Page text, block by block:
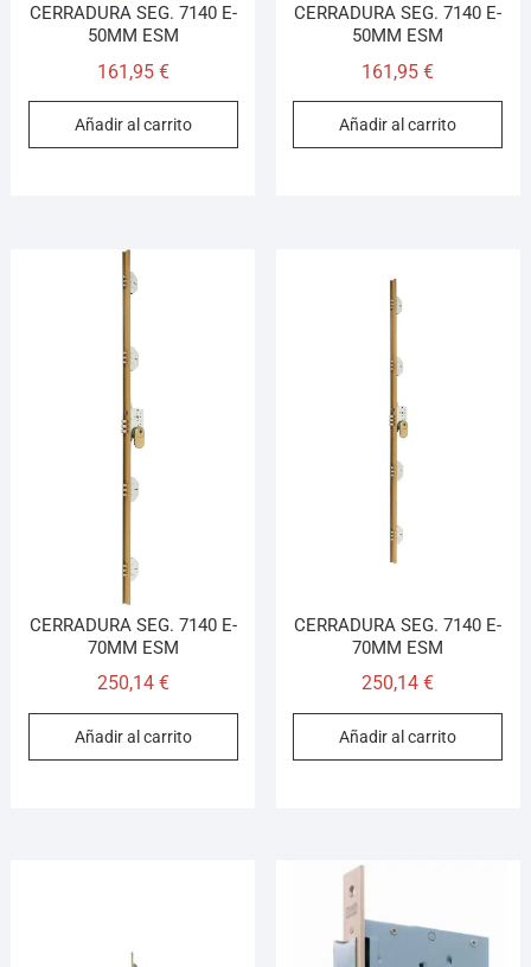
CERRADURA SEG. 7140 E-
50MM ESM
161,95 €
Añadir al carrito
CERRADURA SEG. 7140 E-
50MM ESM
161,95€
Añadir al carrito
CERRADURA SEG. 7140 E-
70MM ESM
250,14 €
Añadir al carrito
CERRADURA SEG. 7140 E-
70MM ESM
250,14€
Añadir al carrito